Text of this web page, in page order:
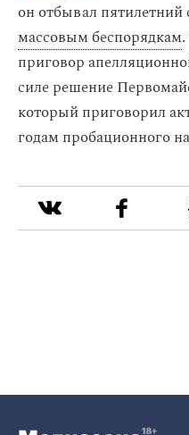
он отбывал пятилетний
массовым беспорядкам
приговор
силе решение
который приговорил
годам пробационного